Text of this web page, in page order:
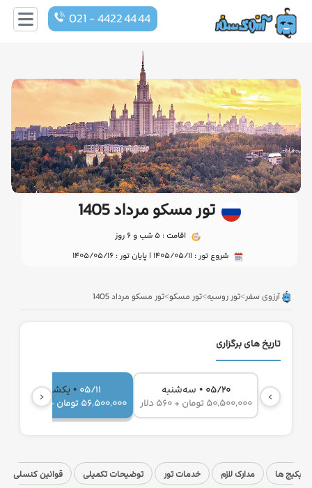
021 - 4422 44 44
تور مسکو مرداد 1405
اقامت : 5 شب و 6 روز
شروع تور : 1405/05/11 | پایان تور : 1405/05/16
آرزوی سفر>تور روسیه>تور مسکو>تور مسکو مرداد 1405
تاریخ های برگزاری
›
05/20
• سه‌شنبه
50,500,000 تومان + 560 دلار
05/11
• یکشنبه
56,500,000 تومان + 560 دلار ‹
پکیج ها مدارک لازم خدمات تور توضیحات تکمیلی قوانین کنسلی